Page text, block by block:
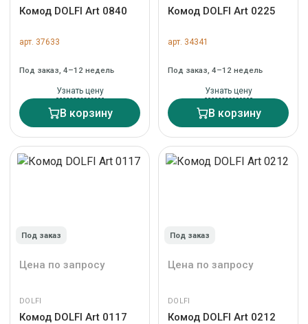
Комод DOLFI Art 0840
арт. 37633
Под заказ, 4–12 недель
Узнать цену
В корзину
Комод DOLFI Art 0225
арт. 34341
Под заказ, 4–12 недель
Узнать цену
В корзину
Под заказ
Цена по запросу
DOLFI
Комод DOLFI Art 0117
Под заказ
Цена по запросу
DOLFI
Комод DOLFI Art 0212